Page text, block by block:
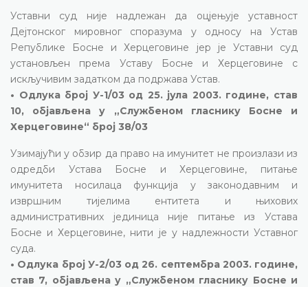
Уставни суд није надлежан да оцјењује уставност
Дејтонског мировног споразума у односу на Устав
Републике Босне и Херцеговине јер је Уставни суд
установљен према Уставу Босне и Херцеговине с
искључивим задатком да подржава Устав.
• Одлука број У-1/03 од 25. јула 2003. године, став
10, објављена у „Службеном гласнику Босне и
Херцеговине“ број 38/03
Узимајући у обзир да право на имунитет не произлази из
одредби Устава Босне и Херцеговине, питање
имунитета носилаца функција у законодавним и
извршним тијелима ентитета и њихових
административних јединица није питање из Устава
Босне и Херцеговине, нити је у надлежности Уставног
суда.
• Одлука број У-2/03 од 26. септембра 2003. године,
став 7, објављена у „Службеном гласнику Босне и